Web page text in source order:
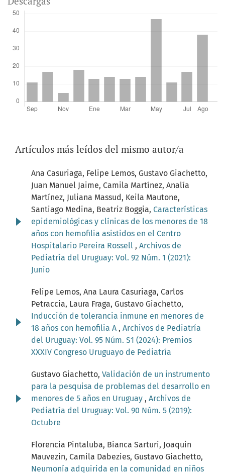
Artículos más leídos del mismo autor/a
Ana Casuriaga, Felipe Lemos, Gustavo Giachetto,
Juan Manuel Jaime, Camila Martínez, Analía
Martínez, Juliana Massud, Keila Mautone,
Santiago Medina, Beatriz Boggia, Características
epidemiológicas y clínicas de los menores de 18
años con hemofilia asistidos en el Centro
Hospitalario Pereira Rossell , Archivos de
Pediatría del Uruguay: Vol. 92 Núm. 1 (2021):
Junio
Felipe Lemos, Ana Laura Casuriaga, Carlos
Petraccia, Laura Fraga, Gustavo Giachetto,
Inducción de tolerancia inmune en menores de
18 años con hemofilia A , Archivos de Pediatría
del Uruguay: Vol. 95 Núm. S1 (2024): Premios
XXXIV Congreso Uruguayo de Pediatría
Gustavo Giachetto, Validación de un instrumento
para la pesquisa de problemas del desarrollo en
menores de 5 años en Uruguay , Archivos de
Pediatría del Uruguay: Vol. 90 Núm. 5 (2019):
Octubre
Florencia Pintaluba, Bianca Sarturi, Joaquin
Mauvezin, Camila Dabezies, Gustavo Giachetto,
Neumonía adquirida en la comunidad en niños